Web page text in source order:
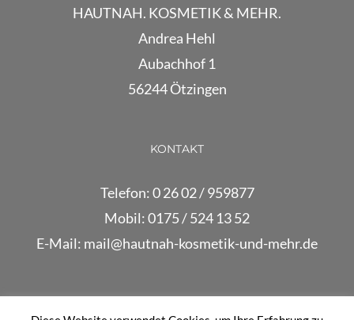
HAUTNAH. KOSMETIK & MEHR.
Andrea Hehl
Aubachhof 1
56244 Ötzingen
KONTAKT
Telefon: 0 26 02 / 959877
Mobil: 0175 / 524 13 52
E-Mail: mail@hautnah-kosmetik-und-mehr.de